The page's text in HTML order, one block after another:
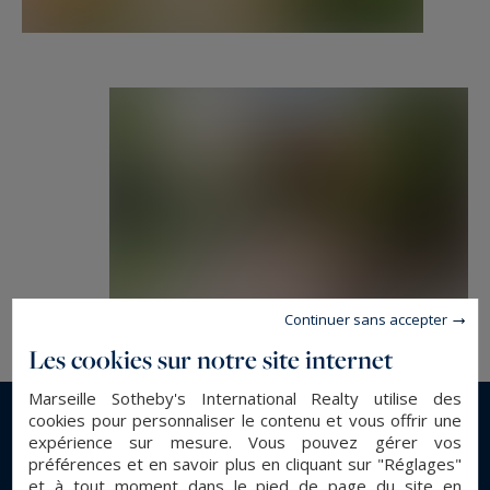
En savoir plus...
Les cookies sur notre site internet
Marseille Sotheby's International Realty utilise des
cookies pour personnaliser le contenu et vous offrir une
expérience sur mesure. Vous pouvez gérer vos
préférences et en savoir plus en cliquant sur "Réglages"
et à tout moment dans le pied de page du site en
Continuer sans accepter